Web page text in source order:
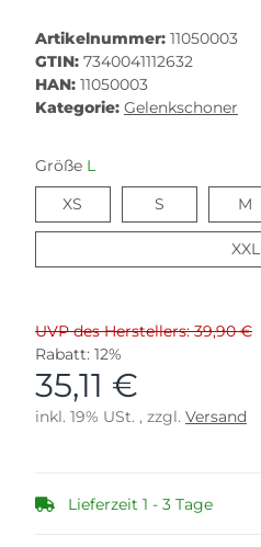
Artikelnummer: 11050003
GTIN: 7340041112632
HAN: 11050003
Kategorie: Gelenkschoner
Größe L
XS
SS M
XXL
UVP des Herstellers: 39,90 €
Rabatt: 12%
35,11 €
inkl. 19% USt. , zzgl. Versand
Lieferzeit 1 - 3 Tage